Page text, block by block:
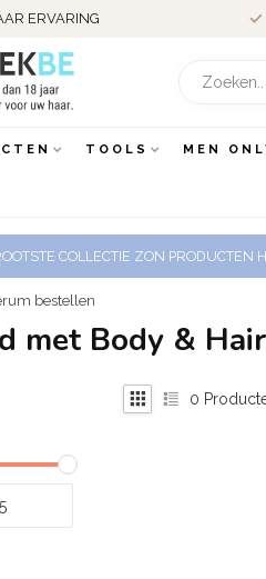
ERVARING
TOOLS MEN
COLLECTIE ZON
bestellen
met Body &
0